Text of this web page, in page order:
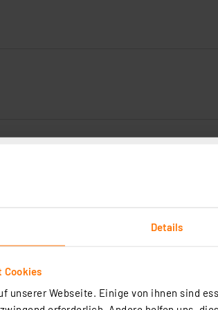
Details
Cookies
unserer Webseite. Einige von ihnen sind